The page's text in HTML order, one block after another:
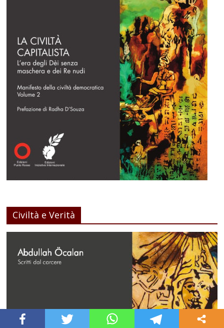
Civiltà e Verità